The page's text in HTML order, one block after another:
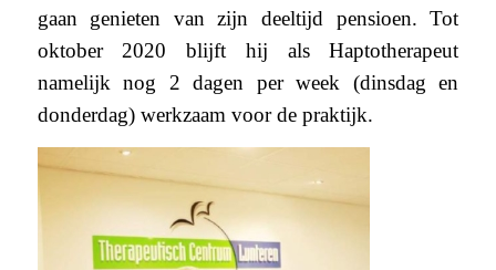
gaan genieten van zijn deeltijd pensioen. Tot
oktober 2020 blijft hij als Haptotherapeut
namelijk nog 2 dagen per week (dinsdag en
donderdag) werkzaam voor de praktijk.